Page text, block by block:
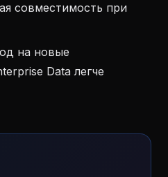
совместимость при
на новые
Data легче